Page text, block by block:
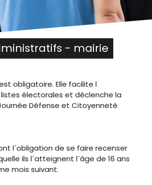
- mairie
obligatoire. Elle facilite l
listes électorales et déclenche la
Défense et Citoyenneté
l´obligation de se faire recenser
ils l´atteignent l´âge de 16 ans
mois suivant.